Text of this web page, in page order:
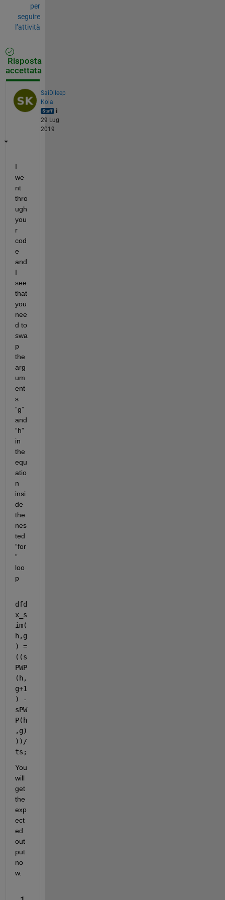
per
seguire
l’attività
Risposta
accettata
SaiDileep
Kola
il
29 Lug
2019
I
we
nt
thro
ugh
you
r
cod
e
and
I
see
that
you
nee
d to
swa
p
the
arg
um
ent
s
“g”
and
“h”
in
the
equ
atio
n
insi
de
the
nes
ted
“for
”
loo
p
dfd
x_s
im(
h,g
) =
((s
PWP
(h,
g+1
) -
sPW
P(h
,g)
))/
ts;
You
will
get
the
exp
ect
ed
out
put
no
w.